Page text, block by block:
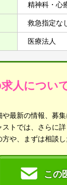
精神科・心
救急指定な
医療法人
人につい
や最新の情報、募
ストでは、さらに
や、まずは相談
この